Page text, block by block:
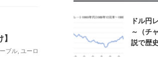
ブル, ユーロ
ドル円
～（チ
説で歴